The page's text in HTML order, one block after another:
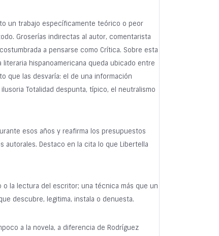
un trabajo específicamente teórico o peor
Groserías indirectas al autor, comentarista
a pensarse como Crítica. Sobre esta
hispanoamericana queda ubicado entre
que las desvaría: el de una información
Totalidad despunta, típico, el neutralismo
esos años y reafirma los presupuestos
Destaco en la cita lo que Libertella
la lectura del escritor; una técnica más que un
descubre, legitima, instala o denuesta.
a la novela, a diferencia de Rodríguez